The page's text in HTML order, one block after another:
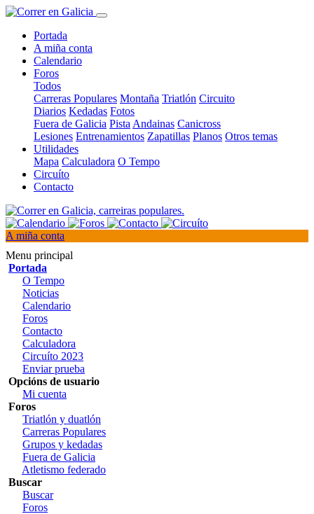
Portada
A miña conta
Calendario
Foros
Todos
Carreras Populares Montaña Triatlón Circuito
Diarios Kedadas Fotos
Fuera de Galicia Pista Andainas Canicross
Lesiones Entrenamientos Zapatillas Planos Otros temas
Utilidades
Mapa Calculadora O Tempo
Circuíto
Contacto
A miña conta
Menu principal
Portada
O Tempo
Noticias
Calendario
Foros
Contacto
Calculadora
Circuíto 2023
Enviar prueba
Opcións de usuario
Mi cuenta
Foros
Triatlón y duatlón
Carreras Populares
Grupos y kedadas
Fuera de Galicia
Atletismo federado
Buscar
Buscar
Foros